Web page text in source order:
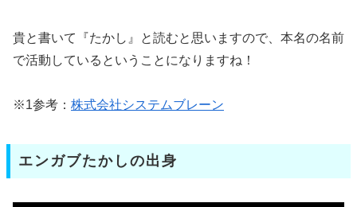
貴と書いて『たかし』と読むと思いますので、本名の名前
で活動しているということになりますね！
※1参考： 株式会社システムブレーン
エンガブたかしの出身